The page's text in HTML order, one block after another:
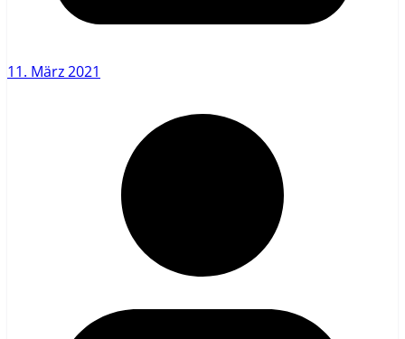
11. März 2021